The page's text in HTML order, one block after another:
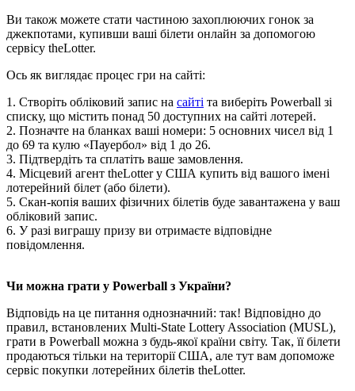
Ви також можете стати частиною захоплюючих гонок за
джекпотами, купивши ваші білети онлайн за допомогою
сервісу theLotter.
Ось як виглядає процес гри на сайті:
1. Створіть обліковий запис на сайті та виберіть Powerball зі
списку, що містить понад 50 доступних на сайті лотерей.
2. Позначте на бланках ваші номери: 5 основних чисел від 1
до 69 та кулю «Пауербол» від 1 до 26.
3. Підтвердіть та сплатіть ваше замовлення.
4. Місцевий агент theLotter у США купить від вашого імені
лотерейний білет (або білети).
5. Скан-копія ваших фізичних білетів буде завантажена у ваш
обліковий запис.
6. У разі виграшу призу ви отримаєте відповідне
повідомлення.
Чи можна грати у Powerball з України?
Відповідь на це питання однозначний: так! Відповідно до
правил, встановлених Multi-State Lottery Association (MUSL),
грати в Powerball можна з будь-якої країни світу. Так, її білети
продаються тільки на території США, але тут вам допоможе
сервіс покупки лотерейних білетів theLotter.